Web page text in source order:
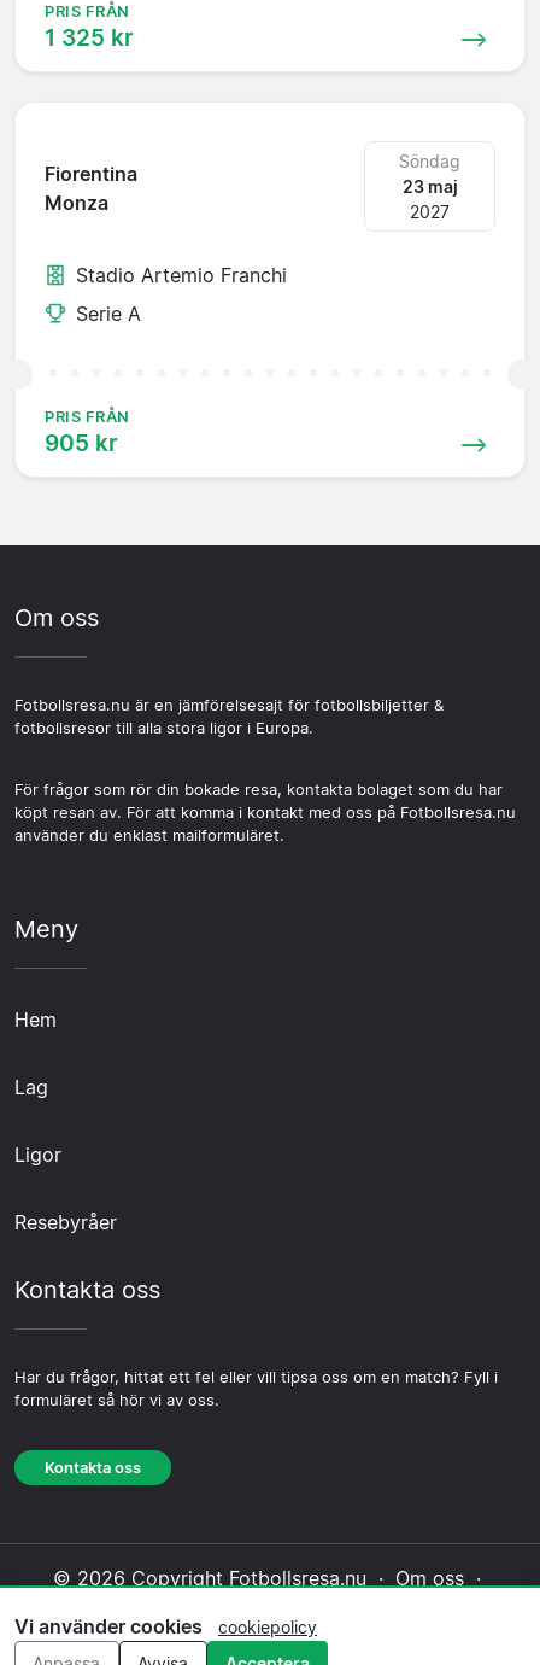
PRIS FRÅN
1 325 kr
Fiorentina
Monza
Söndag
23 maj
2027
Stadio Artemio Franchi
Serie A
PRIS FRÅN
905 kr
Om oss
Fotbollsresa.nu är en jämförelsesajt för fotbollsbiljetter &
fotbollsresor till alla stora ligor i Europa.
För frågor som rör din bokade resa, kontakta bolaget som du har
köpt resan av. För att komma i kontakt med oss på Fotbollsresa.nu
använder du enklast mailformuläret.
Meny
Hem
Lag
Ligor
Resebyråer
Kontakta oss
Har du frågor, hittat ett fel eller vill tipsa oss om en match? Fyll i
formuläret så hör vi av oss.
Kontakta oss
© 2026 Copyright Fotbollsresa.nu · Om oss ·
Redaktionell policy
Vi använder cookies
cookiepolicy